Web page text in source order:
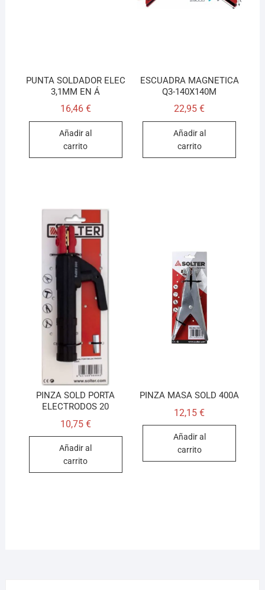
PUNTA SOLDADOR ELEC
3,1MM EN Á
16,46 €
Añadir al
carrito
ESCUADRA MAGNETICA
Q3-140X140M
22,95€
Añadir al
carrito
PINZA SOLD PORTA
ELECTRODOS 20
10,75 €
Añadir al
carrito
PINZA MASA SOLD 400A
12,15€
Añadir al
carrito